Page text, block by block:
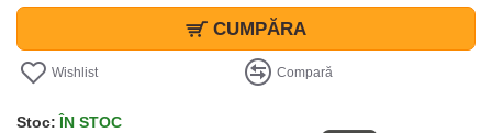
CUMPĂRA
Wishlist Compară
Stoc: ÎN STOC